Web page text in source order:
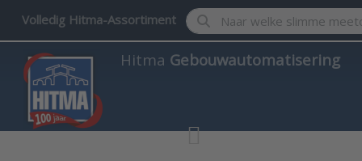
Volledig Hitma-Assortiment Enter a search term.
Hitma Gebouwautomatisering